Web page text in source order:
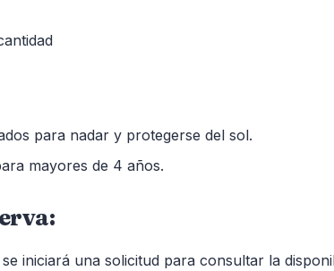
para nadar y protegerse del sol.
mayores de 4 años.
iniciará una solicitud para consultar la